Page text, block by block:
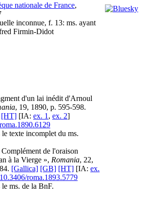
nationale de France,
inconnue, f. 13: ms. ayant
Firmin-Didot
d'un lai inédit d'Arnoul
, 19, 1890, p. 595-598.
[HT] [IA: ex. 1 , ex. 2]
texte incomplet du ms.
de l'oraison
à la Vierge », Romania, 22,
[Gallica] [GB] [HT] [IA: ex.
roma.1893.5779
ms. de la BnF.